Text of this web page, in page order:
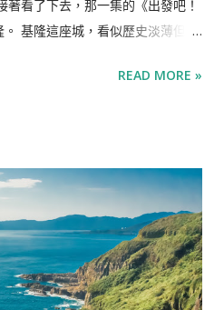
看了下去，那一集的《出發吧！
基隆這座城，看似歷史淡薄但又
《苦力》背景，也曾因戰後繁華
的區域臨海，後因基隆港擴張的填
離海遙遠的有趣情形。 佛手洞內部
稜線，也有幾處人工鑄鑿的痕
地下古城，傳言是這裡在戰時作為
留下的記號，為洞穴探險新增一
READ MORE »